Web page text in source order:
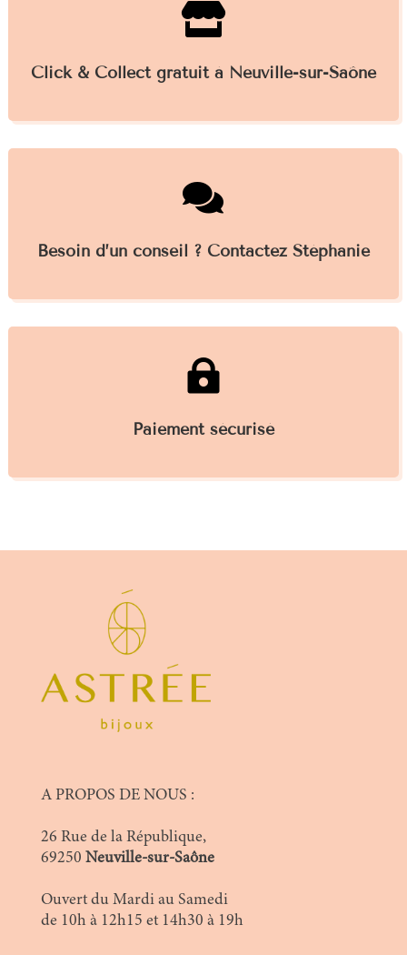

Click & Collect gratuit à Neuville-sur-Saône

Besoin d’un conseil ? Contactez Stéphanie

Paiement sécurisé
A PROPOS DE NOUS :
26 Rue de la République,
69250 Neuville-sur-Saône
Ouvert du Mardi au Samedi
de 10h à 12h15 et 14h30 à 19h